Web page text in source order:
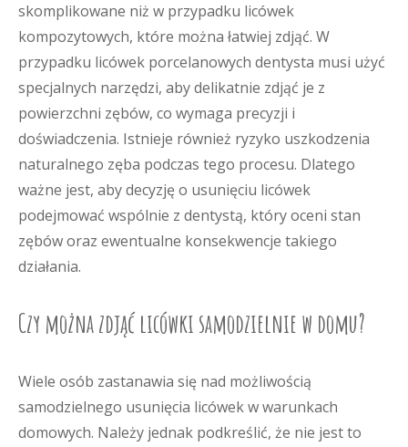
skomplikowane niż w przypadku licówek
kompozytowych, które można łatwiej zdjąć. W
przypadku licówek porcelanowych dentysta musi użyć
specjalnych narzędzi, aby delikatnie zdjąć je z
powierzchni zębów, co wymaga precyzji i
doświadczenia. Istnieje również ryzyko uszkodzenia
naturalnego zęba podczas tego procesu. Dlatego
ważne jest, aby decyzję o usunięciu licówek
podejmować wspólnie z dentystą, który oceni stan
zębów oraz ewentualne konsekwencje takiego
działania.
Czy można zdjąć licówki samodzielnie w domu?
Wiele osób zastanawia się nad możliwością
samodzielnego usunięcia licówek w warunkach
domowych. Należy jednak podkreślić, że nie jest to